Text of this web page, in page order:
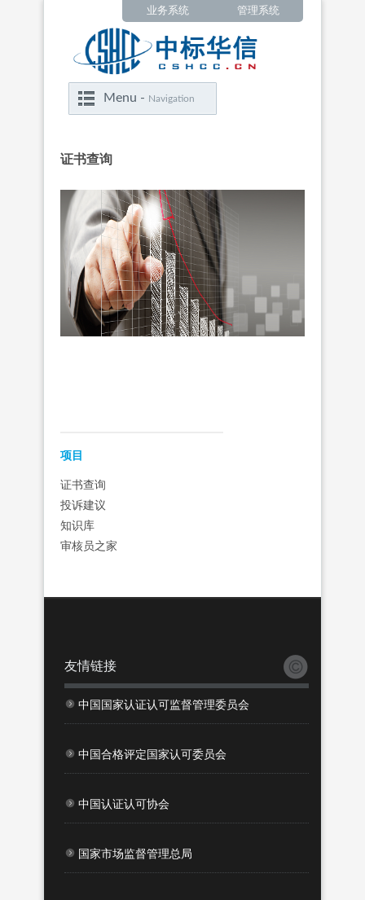
管理系统
业务系统
Menu - Navigation
‍‍证书查询
‍‍项目
证书查询
投诉建议
知识库
审核员之家
友情链接
中国国家认证认可监督管理委员会
中国合格评定国家认可委员会
中国认证认可协会
国家市场监督管理总局